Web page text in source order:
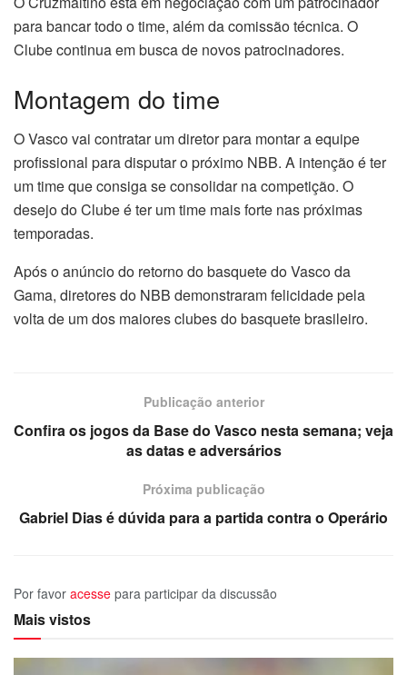
para bancar todo o time, além da comissão técnica. O
Clube continua em busca de novos patrocinadores.
Montagem do time
O Vasco vai contratar um diretor para montar a equipe
profissional para disputar o próximo NBB. A intenção é ter
um time que consiga se consolidar na competição. O
desejo do Clube é ter um time mais forte nas próximas
temporadas.
Após o anúncio do retorno do basquete do Vasco da
Gama, diretores do NBB demonstraram felicidade pela
volta de um dos maiores clubes do basquete brasileiro.
Publicação anterior
Confira os jogos da Base do Vasco nesta semana; veja
as datas e adversários
Próxima publicação
Gabriel Dias é dúvida para a partida contra o Operário
Por favor acesse para participar da discussão
Mais vistos